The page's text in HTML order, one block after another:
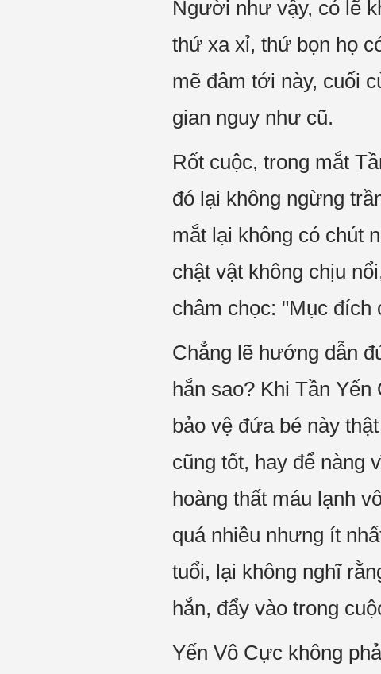
Người như vậy, có lẽ
thứ xa xỉ, thứ bọn họ
mẽ đâm tới này, cuối
gian nguy như cũ.
Rốt cuộc, trong mắt
đó lại không ngừng
mắt lại không có chút
chật vật không chịu
châm chọc: "Mục
Chẳng lẽ hướng dẫn
hắn sao? Khi Tần
bảo vệ đứa bé này
cũng tốt, hay để nàng
hoàng thất máu lạnh
quá nhiều nhưng ít
tuổi, lại không nghĩ
hắn, đẩy vào trong
Yến Vô Cực không